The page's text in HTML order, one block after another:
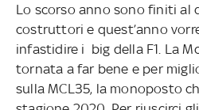
Lo scorso anno sono finiti al
costruttori e quest’anno
infastidire i big della F1. La
tornata a far bene e per
sulla MCL35, la monoposto